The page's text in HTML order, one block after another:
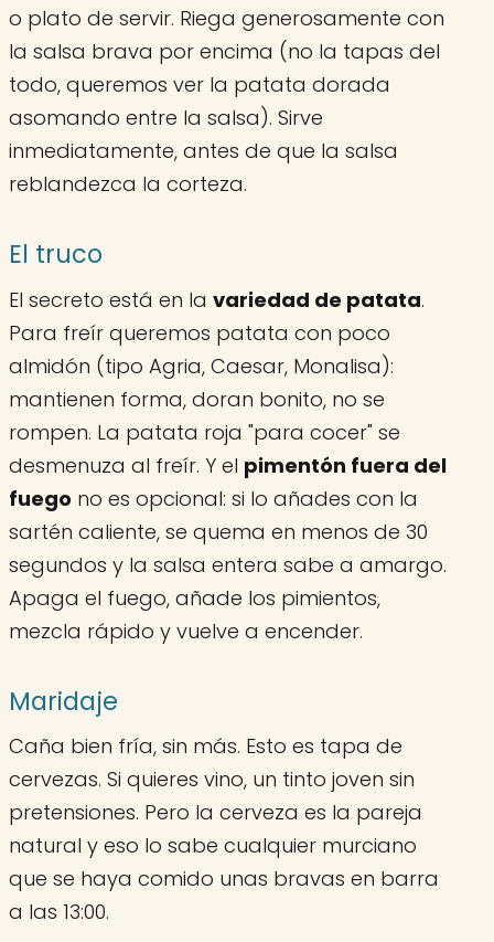
o plato de servir. Riega generosamente con
la salsa brava por encima (no la tapas del
todo, queremos ver la patata dorada
asomando entre la salsa). Sirve
inmediatamente, antes de que la salsa
reblandezca la corteza.
El truco
El secreto está en la variedad de patata.
Para freír queremos patata con poco
almidón (tipo Agria, Caesar, Monalisa):
mantienen forma, doran bonito, no se
rompen. La patata roja "para cocer" se
desmenuza al freír. Y el pimentón fuera del
fuego no es opcional: si lo añades con la
sartén caliente, se quema en menos de 30
segundos y la salsa entera sabe a amargo.
Apaga el fuego, añade los pimientos,
mezcla rápido y vuelve a encender.
Maridaje
Caña bien fría, sin más. Esto es tapa de
cervezas. Si quieres vino, un tinto joven sin
pretensiones. Pero la cerveza es la pareja
natural y eso lo sabe cualquier murciano
que se haya comido unas bravas en barra
a las 13:00.